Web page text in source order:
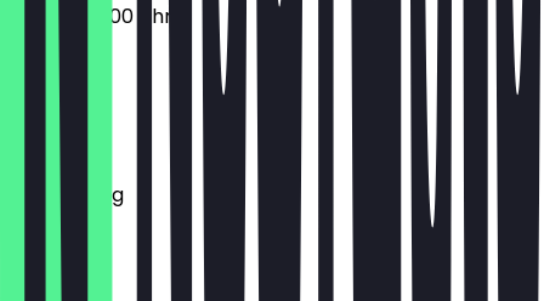
08:00 - 20:00 Uhr
Dienstag
Mittwoch
Donnerstag
Samstag
Sonntag